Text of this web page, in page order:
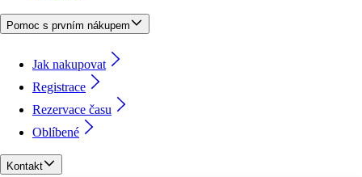
Pomoc s prvním nákupem
Jak nakupovat
Registrace
Rezervace času
Oblíbené
Kontakt